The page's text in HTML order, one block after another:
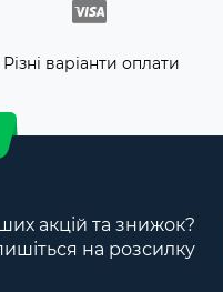
Різні варіанти оплати
акцій та знижок?
на розсилку